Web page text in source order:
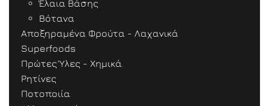
Έλαια Βάσης
Βότανα
Αποξηραμένα Φρούτα - Λαχανικά
Superfoods
Πρώτες Ύλες - Χημικά
Ρητίνες
Ποτοποιία